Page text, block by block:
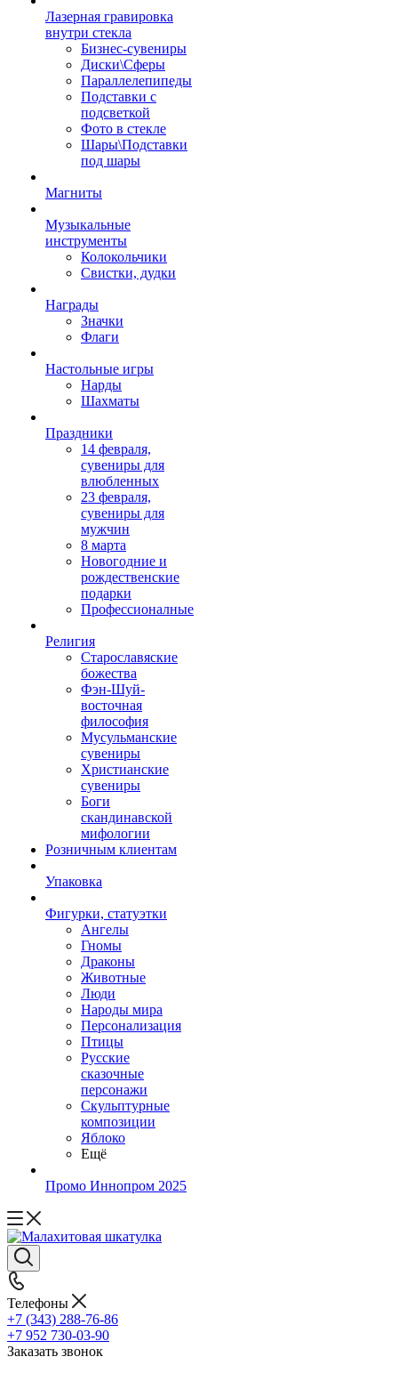
Лазерная гравировка
внутри стекла
Бизнес-сувениры
Диски\Сферы
Параллелепипеды
Подставки с
подсветкой
Фото в стекле
Шары\Подставки
под шары
Магниты
Музыкальные
инструменты
Колокольчики
Свистки, дудки
Награды
Значки
Флаги
Настольные игры
Нарды
Шахматы
Праздники
14 февраля,
сувениры для
влюбленных
23 февраля,
сувениры для
мужчин
8 марта
Новогодние и
рождественские
подарки
Профессионалные
Религия
Старославяские
божества
Фэн-Шуй-
восточная
философия
Мусульманские
сувениры
Христианские
сувениры
Боги
скандинавской
мифологии
Розничным клиентам
Упаковка
Фигурки, статуэтки
Ангелы
Гномы
Драконы
Животные
Люди
Народы мира
Персонализация
Птицы
Русские
сказочные
персонажи
Скульптурные
композиции
Яблоко
Ещё
Промо Иннопром 2025
Телефоны
+7 (343) 288-76-86
+7 952 730-03-90
Заказать звонок